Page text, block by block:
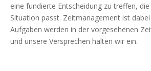
eine fundierte Entscheidung zu treffen,
Situation passt. Zeitmanagement ist dabei
Aufgaben werden in der vorgesehenen
und unsere Versprechen halten wir ein.